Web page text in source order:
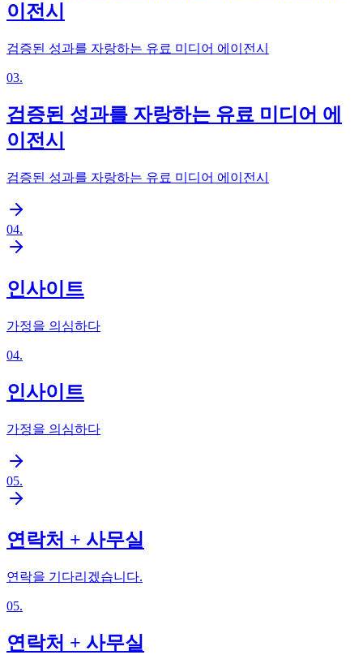
이전시
검증된 성과를 자랑하는 유료 미디어 에이전시
03.
검증된 성과를 자랑하는 유료 미디어 에
이전시
검증된 성과를 자랑하는 유료 미디어 에이전시
04.
인사이트
가정을 의심하다
04.
인사이트
가정을 의심하다
05.
연락처 + 사무실
연락을 기다리겠습니다.
05.
연락처 + 사무실